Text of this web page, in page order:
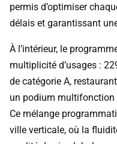
permis d’optimiser
délais et garantissant
À l’intérieur, le
multiplicité d’usages :
de catégorie A,
un podium multifonction
Ce mélange
ville verticale, où la